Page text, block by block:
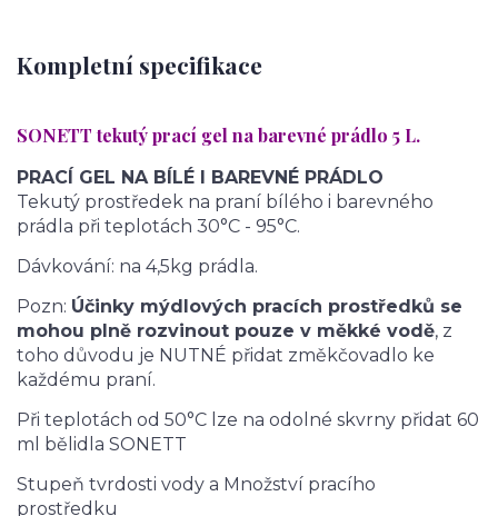
Kompletní specifikace
SONETT tekutý prací gel na barevné prádlo 5 L.
PRACÍ GEL NA BÍLÉ I BAREVNÉ PRÁDLO
Tekutý prostředek na praní bílého i barevného
prádla při teplotách 30°C - 95°C.
Dávkování: na 4,5kg prádla.
Pozn: Účinky mýdlových pracích prostředků se
mohou plně rozvinout pouze v měkké vodě, z
toho důvodu je NUTNÉ přidat změkčovadlo ke
každému praní.
Při teplotách od 50°C lze na odolné skvrny přidat 60
ml bělidla SONETT
Stupeň tvrdosti vody a Množství pracího
prostředku